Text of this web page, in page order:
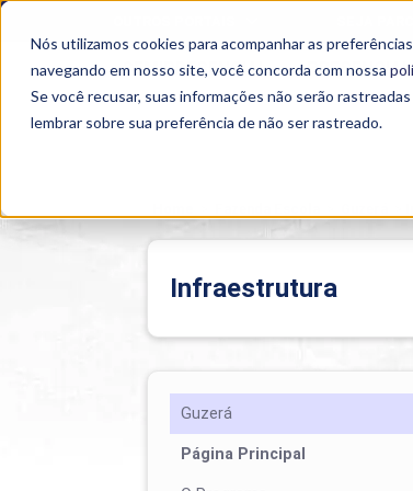
Nós utilizamos cookies para acompanhar as
navegando em nosso site, você concorda com nossa
Se você recusar, suas informações não serão
lembrar sobre sua preferência de não ser rastreado.
SEMIPRESENCIAL PRESENCIAL
Guzerá
Página Principal
Infraestrutura